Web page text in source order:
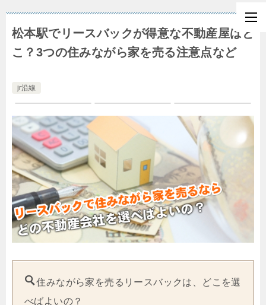
松本駅でリースバックが得意な不動産屋はど
こ？3つの住みながら家を売る注意点など
jr沿線
住みながら家を売るリースバックは、どこを選
べばよいの？